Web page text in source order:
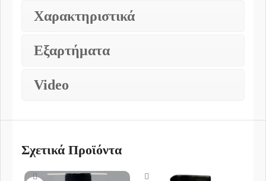
Χαρακτηριστικά
Εξαρτήματα
Video
Σχετικά Προϊόντα